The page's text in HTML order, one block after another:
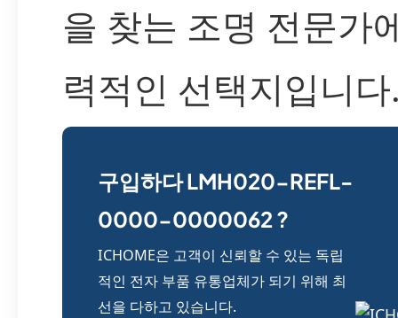
을 찾는 조명 전문가
력적인 선택지입니
구입하다 LMH020-REFL-
0000-0000062 ?
ICHOME은 고객이 신뢰할 수 있는 독립
적인 전자 부품 유통업체가 되기 위해 최
선을 다하고 있습니다.